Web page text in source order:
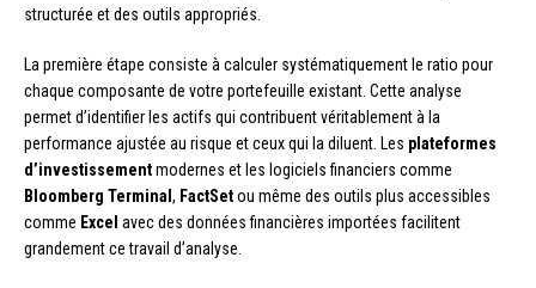
structurée et des outils appropriés.
La première étape consiste à calculer systématiquement le ratio pour
chaque composante de votre portefeuille existant. Cette analyse
permet d’identifier les actifs qui contribuent véritablement à la
performance ajustée au risque et ceux qui la diluent. Les plateformes
d’investissementmodernes et les logiciels financiers comme
Bloomberg Terminal , FactSetou même des outils plus accessibles
comme Excel avec des données financières importées facilitent
grandement ce travail d’analyse.